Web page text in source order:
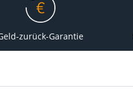
zurück-Garantie